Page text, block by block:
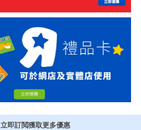
立即訂閲獲取更多優惠